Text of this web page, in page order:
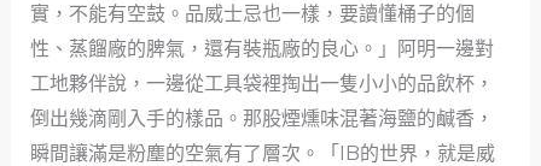
實，不能有空鼓。品威士忌也一樣，要讀懂桶子的個
性、蒸餾廠的脾氣，還有裝瓶廠的良心。」阿明一邊對
工地夥伴說，一邊從工具袋裡掏出一隻小小的品飲杯，
倒出幾滴剛入手的樣品。那股煙燻味混著海鹽的鹹香，
瞬間讓滿是粉塵的空氣有了層次。「IB的世界，就是威